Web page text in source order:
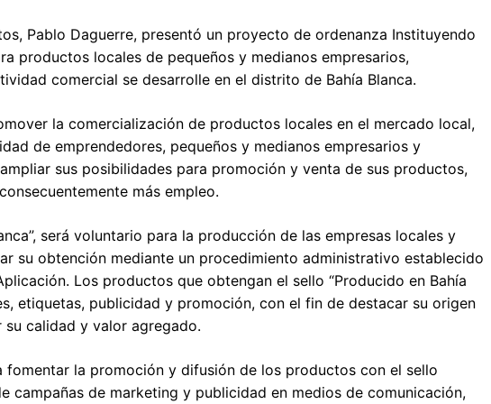
Pablo Daguerre, presentó un proyecto de ordenanza Instituyendo
productos locales de pequeños y medianos empresarios,
comercial se desarrolle en el distrito de Bahía Blanca.
la comercialización de productos locales en el mercado local,
de emprendedores, pequeños y medianos empresarios y
sus posibilidades para promoción y venta de sus productos,
más empleo.
será voluntario para la producción de las empresas locales y
su obtención mediante un procedimiento administrativo establecido
Los productos que obtengan el sello “Producido en Bahía
etiquetas, publicidad y promoción, con el fin de destacar su origen
calidad y valor agregado.
fomentar la promoción y difusión de los productos con el sello
campañas de marketing y publicidad en medios de comunicación,